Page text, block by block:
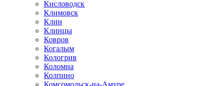
Кисловодск
Климовск
Клин
Клинцы
Ковров
Когалым
Кологрив
Коломна
Колпино
Комсомольск-на-Амуре